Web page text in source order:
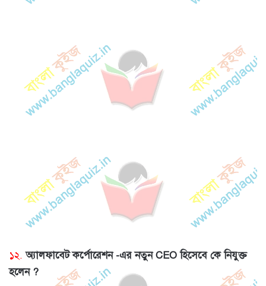
১২. অ্যালফাবেট কর্পোরেশন -এর নতুন CEO হিসেবে কে নিযুক্ত
হলেন ?